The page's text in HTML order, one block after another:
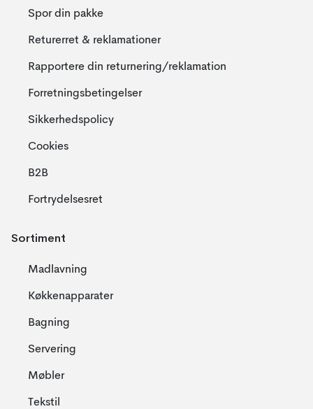
Spor din pakke
Returerret & reklamationer
Rapportere din returnering/reklamation
Forretningsbetingelser
Sikkerhedspolicy
Cookies
B2B
Fortrydelsesret
Sortiment
Madlavning
Køkkenapparater
Bagning
Servering
Møbler
Tekstil